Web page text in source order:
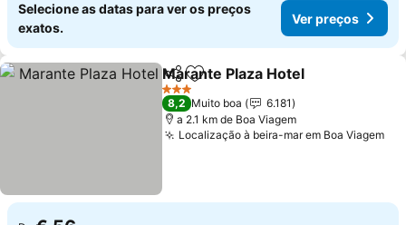
Selecione as datas para ver os preços
exatos.
Ver preços
PartilharAdicionar aos favoritos
Marante Plaza Hotel
3 Estrelas
8,2 Muito boa
6.181
a 2.1 km de Boa Viagem
Localização à beira-mar em Boa Viagem